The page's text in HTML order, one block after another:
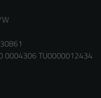
0004306 TU0000012434
funzionamento
possono
essere